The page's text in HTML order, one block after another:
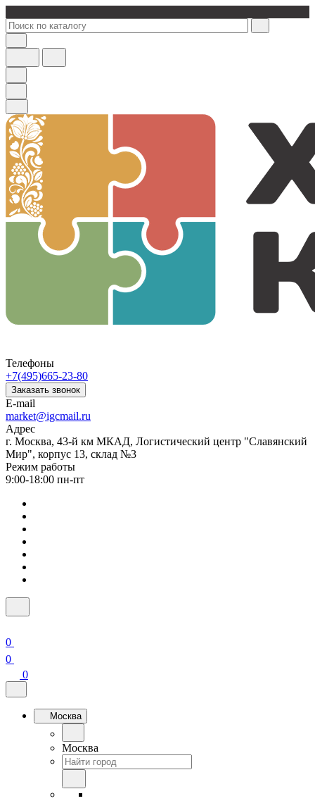
Телефоны
+7(495)665-23-80
Заказать звонок
E-mail
market@igcmail.ru
Адрес
г. Москва, 43-й км МКАД, Логистический центр "Славянский
Мир", корпус 13, склад №3
Режим работы
9:00-18:00 пн-пт
0
0
0
Москва
Москва